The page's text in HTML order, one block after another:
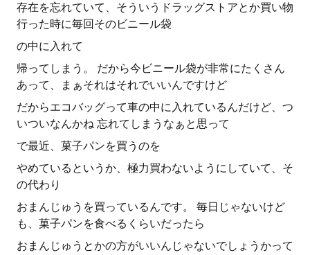
存在を忘れていて、そういうドラッグストアとか買い物
行った時に毎回そのビニール袋
の中に入れて
帰ってしまう。 だから今ビニール袋が非常にたくさん
あって、まぁそれはそれでいいんですけど
だからエコバッグって車の中に入れているんだけど、つ
いついなんかね 忘れてしまうなぁと思って
で最近、菓子パンを買うのを
やめているというか、極力買わないようにしていて、そ
の代わり
おまんじゅうを買っているんです。 毎日じゃないけど
も、菓子パンを食べるくらいだったら
おまんじゅうとかの方がいいんじゃないでしょうかって